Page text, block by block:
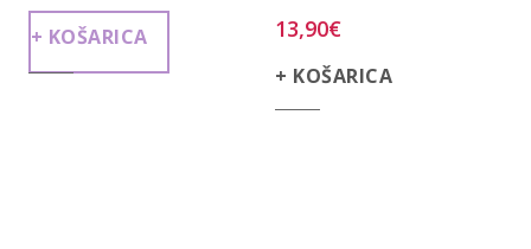
+ KOŠARICA 13,90€
+ KOŠARICA